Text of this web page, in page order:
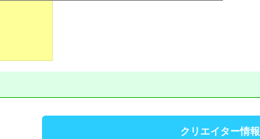
クリエイター情報